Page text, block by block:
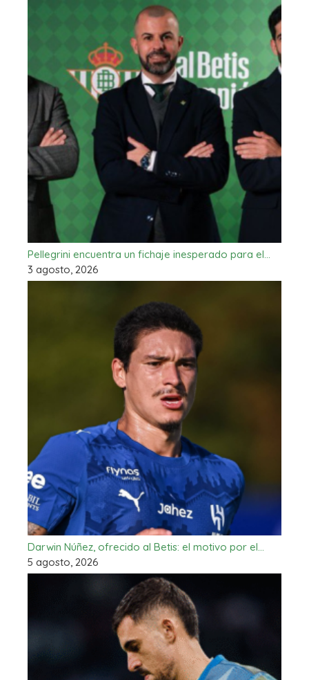
Pellegrini encuentra un fichaje inesperado para el…
3 agosto, 2026
Darwin Núñez, ofrecido al Betis: el motivo por el…
5 agosto, 2026